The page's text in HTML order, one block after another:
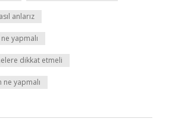
anlarız
yapmalı
dikkat etmeli
ne yapmalı